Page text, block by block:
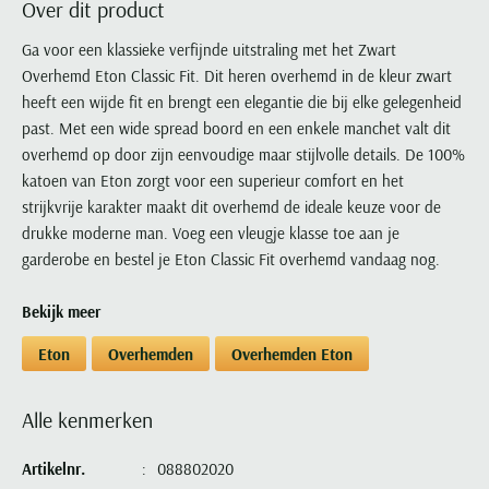
Portofino
Profuomo
R2
Seidensticker
State of Art
Tommy Hilfiger
Vanguard
Xacus
Populaire kleuren
Wit overhemd heren
Zwart overhemd heren
Blauw overhemd heren
PME Legend
Polo Ralph Lauren
Portofino
Profuomo
State of Art
Superdry
Tommy Hilfiger
Vanguard
Grote maten
Grote maten poloshirts
Witte polo heren
Polo Ralph Lauren
PME Legend
Portofino
Profuomo
State of Art
Superdry
Thomas Maine
Tommy Hilfiger
William Lockie
Katoenen trui
Pierre Cardin
PME Legend
Polo Ralph Lauren
Portofino
Replay
Tommy Hilfiger
Tramarossa
Vanguard
Deals
2e broek voor de helft
Populaire merk lijnen
Meyer Diego
PME Legend
Polo Ralph Lauren
Portofino
Reset
State of Art
Superdry
Tenson
Tommy Hilfiger
Vanguard
Wellington of Billmore
Grote maten
Grote maten winterjassen
Tussenjassen
Bodywarmers
New Zealand
Olymp
Paul & Shark
Polo Ralph Lauren
PME Legend
Profuomo
R2
State of Art
Tommy Hilfiger
Vanguard
Alle merken sale
Lacoste
Ledub
Lyle & Scott
Mac
Maerz
Magnanni
Mason's
Mc Alson
North 84
Olymp
Over dit product
Ga voor een klassieke verfijnde uitstraling met het Zwart
Overhemd Eton Classic Fit. Dit heren overhemd in de kleur zwart
heeft een wijde fit en brengt een elegantie die bij elke gelegenheid
past. Met een wide spread boord en een enkele manchet valt dit
overhemd op door zijn eenvoudige maar stijlvolle details. De 100%
katoen van Eton zorgt voor een superieur comfort en het
strijkvrije karakter maakt dit overhemd de ideale keuze voor de
drukke moderne man. Voeg een vleugje klasse toe aan je
garderobe en bestel je Eton Classic Fit overhemd vandaag nog.
Bekijk meer
Eton Overhemden Overhemden Eton
Alle kenmerken
Artikelnr. 088802020